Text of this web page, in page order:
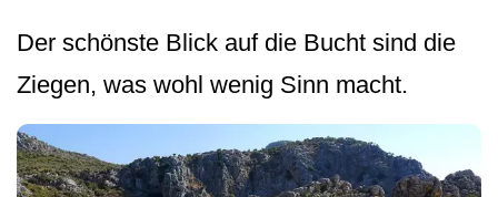
Der schönste Blick auf die Bucht sind die
Ziegen, was wohl wenig Sinn macht.